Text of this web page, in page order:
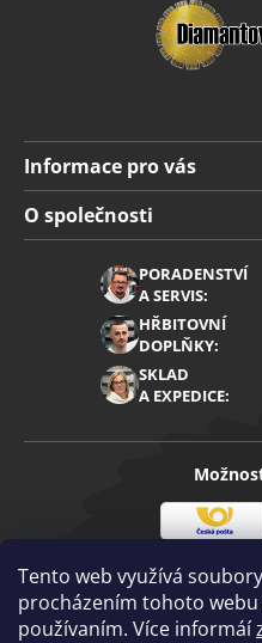
Tento web využívá
procházením tohoto
používaním. Více informáí
Informace pro vás
Doprava a platba
Obchodní podmínky
Reklamace
Zpracování osobních údajů
O společnosti
PORADENSTVÍ
A SERVIS:
HŘBITOVNÍ
DOPLŇKY:
SKLAD
A EXPEDICE:
pošta
Visa